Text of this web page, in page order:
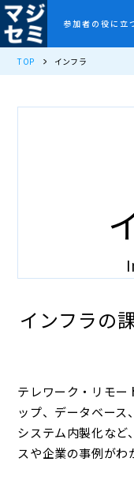
参加者の役に立
TOP インフラ
インフラの
テレワーク・リモー
ップ、データベース
システム内製化など
スや企業の事例がわ